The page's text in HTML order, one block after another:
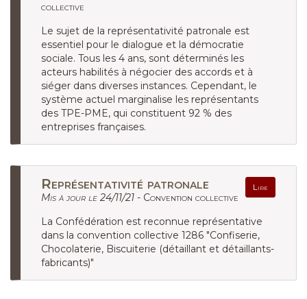
collective
Le sujet de la représentativité patronale est
essentiel pour le dialogue et la démocratie
sociale. Tous les 4 ans, sont déterminés les
acteurs habilités à négocier des accords et à
siéger dans diverses instances. Cependant, le
système actuel marginalise les représentants
des TPE-PME, qui constituent 92 % des
entreprises françaises.
Représentativité patronale Lire
Mis à jour le 24/11/21 - Convention collective
La Confédération est reconnue représentative
dans la convention collective 1286 "Confiserie,
Chocolaterie, Biscuiterie (détaillant et détaillants-
fabricants)"